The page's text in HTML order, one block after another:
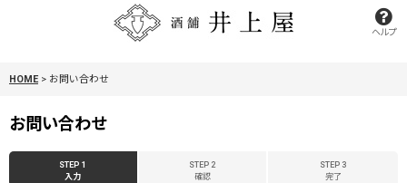
ヘルプ
HOME > お問い合わせ
お問い合わせ
STEP 1
入力
STEP 2
確認
STEP 3
完了